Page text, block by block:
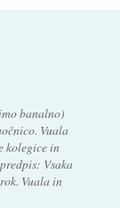
banalno)
Vuala
kolegice in
Vsaka
Vuala in